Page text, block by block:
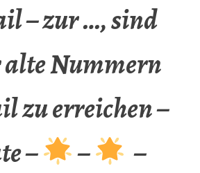
– zur …, sind
Nummern
zu erreichen –
–
–
–